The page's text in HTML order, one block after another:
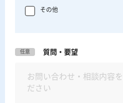
その他
任意 質問・要望